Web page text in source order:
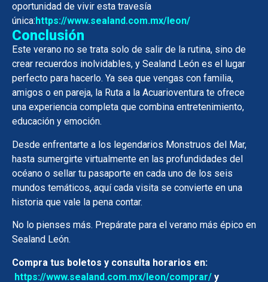
oportunidad de vivir esta travesía
única: https://www.sealand.com.mx/leon/
Conclusión
Este verano no se trata solo de salir de la rutina, sino de
crear recuerdos inolvidables, y Sealand León es el lugar
perfecto para hacerlo. Ya sea que vengas con familia,
amigos o en pareja, la Ruta a la Acuarioventura te ofrece
una experiencia completa que combina entretenimiento,
educación y emoción.
Desde enfrentarte a los legendarios Monstruos del Mar,
hasta sumergirte virtualmente en las profundidades del
océano o sellar tu pasaporte en cada uno de los seis
mundos temáticos, aquí cada visita se convierte en una
historia que vale la pena contar.
No lo pienses más. Prepárate para el verano más épico en
Sealand León.
Compra tus boletos y consulta horarios en:
https://www.sealand.com.mx/leon/comprar/ y